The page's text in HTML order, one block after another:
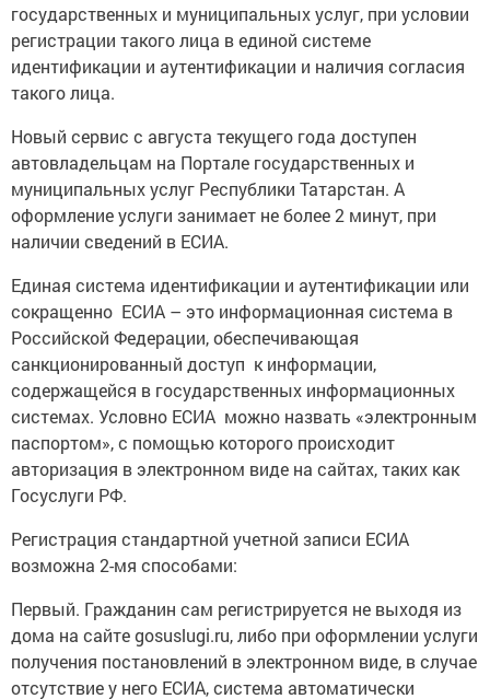
государственных и муниципальных услуг, при условии
регистрации такого лица в единой системе
идентификации и аутентификации и наличия согласия
такого лица.
Новый сервис с августа текущего года доступен
автовладельцам на Портале государственных и
муниципальных услуг Республики Татарстан. А
оформление услуги занимает не более 2 минут, при
наличии сведений в ЕСИА.
Единая система идентификации и аутентификации или
сокращенно ЕСИА – это информационная система в
Российской Федерации, обеспечивающая
санкционированный доступ к информации,
содержащейся в государственных информационных
системах. Условно ЕСИА можно назвать «электронным
паспортом», с помощью которого происходит
авторизация в электронном виде на сайтах, таких как
Госуслуги РФ.
Регистрация стандартной учетной записи ЕСИА
возможна 2-мя способами:
Первый. Гражданин сам регистрируется не выходя из
дома на сайте gosuslugi.ru, либо при оформлении услуги
получения постановлений в электронном виде, в случае
отсутствие у него ЕСИА, система автоматически